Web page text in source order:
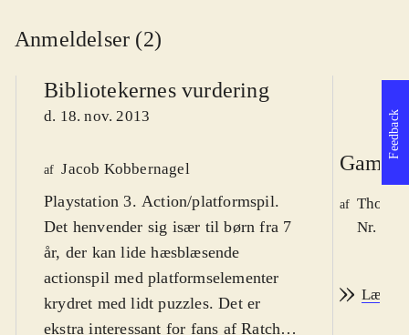
Anmeldelser (2)
Bibliotekernes vurdering
d. 18. nov. 2013
af Jacob Kobbernagel
Playstation 3. Action/platformspil.
Det henvender sig især til børn fra 7
år, der kan lide hæsblæsende
actionspil med platformselementer
krydret med lidt puzzles. Det er
ekstra interessant for fans af Ratchet
Game
af
Nr.
Læs
Feedback